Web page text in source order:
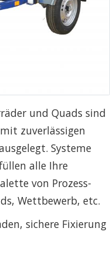
und Quads sind
zuverlässigen
Systeme
alle Ihre
von Prozess-
Wettbewerb, etc.
sichere Fixierung